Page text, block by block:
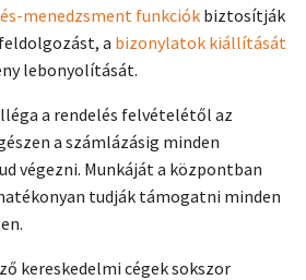
menedzsment funkciók biztosítják
a bizonylatok kiállítását
lebonyolítását.
a rendelés felvételétől az
a számlázásig minden
végezni. Munkáját a központban
tudják támogatni minden
kereskedelmi cégek sokszor